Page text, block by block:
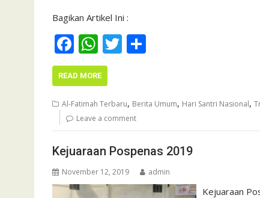
Bagikan Artikel Ini :
F
ac
e
b
o
o
k
W
h
at
s
A
p
p
T
w
er e
READ MORE
Al-Fatimah Terbaru, Berita Umum, Hari Santri Nasional,
Leave a comment
Kejuaraan Pospenas 2019
November 12, 2019 admin
Kejuaraan